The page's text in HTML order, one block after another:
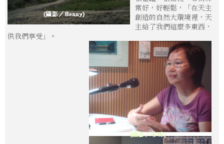
常好，好輕鬆，「在天主
創造的自然大環境裡，天
主給了我們這麼多東西，
供我們享受」。